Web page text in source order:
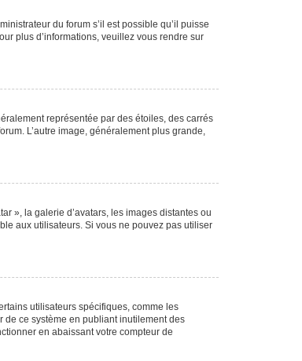
du forum s’il est possible qu’il puisse
plus d’informations, veuillez vous rendre sur
représentée par des étoiles, des carrés
L’autre image, généralement plus grande,
», la galerie d’avatars, les images distantes ou
aux utilisateurs. Si vous ne pouvez pas utiliser
utilisateurs spécifiques, comme les
de ce système en publiant inutilement des
en abaissant votre compteur de